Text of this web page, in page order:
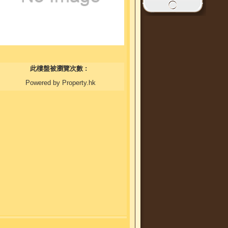
此樓盤被瀏覽次數 :
Powered by Property.hk